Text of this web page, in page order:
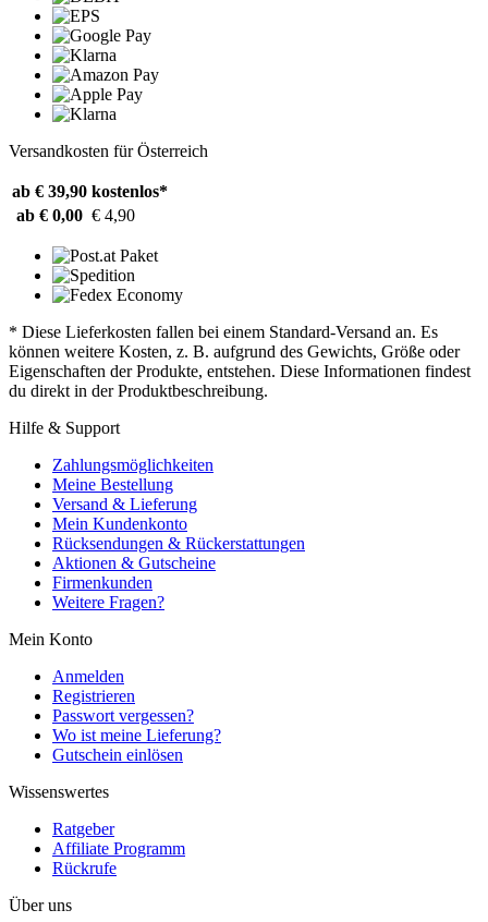
Versandkosten für Österreich
ab € 39,90 kostenlos*
ab € 0,00 € 4,90
* Diese Lieferkosten fallen bei einem Standard-Versand an. Es
können weitere Kosten, z. B. aufgrund des Gewichts, Größe oder
Eigenschaften der Produkte, entstehen. Diese Informationen findest
du direkt in der Produktbeschreibung.
Hilfe & Support
Zahlungsmöglichkeiten
Meine Bestellung
Versand & Lieferung
Mein Kundenkonto
Rücksendungen & Rückerstattungen
Aktionen & Gutscheine
Firmenkunden
Weitere Fragen?
Mein Konto
Anmelden
Registrieren
Passwort vergessen?
Wo ist meine Lieferung?
Gutschein einlösen
Wissenswertes
Ratgeber
Affiliate Programm
Rückrufe
Über uns